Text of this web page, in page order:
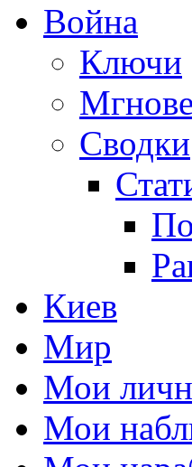
Война
Ключи
Сводки
Киев
Мир
Мои
Мои